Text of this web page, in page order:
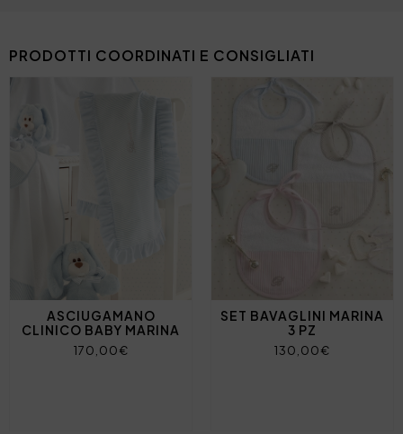
PRODOTTI COORDINATI E CONSIGLIATI
ASCIUGAMANO
CLINICO BABY MARINA
170,00€
SET BAVAGLINI MARINA
3 PZ
130,00€